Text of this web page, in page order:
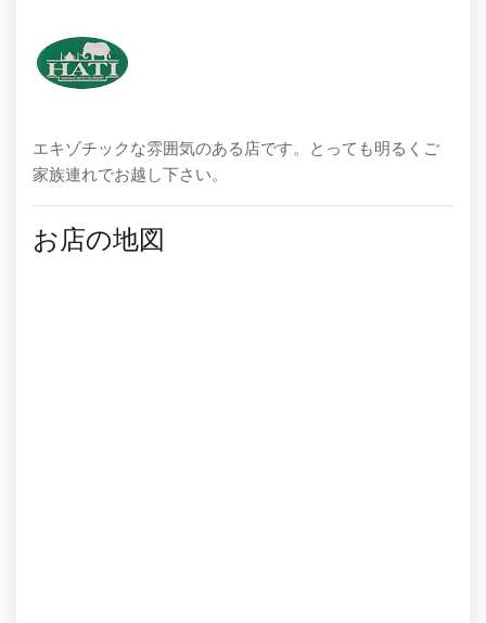
エキゾチックな雰囲気のある店です。とっても明るくご
家族連れでお越し下さい。
お店の地図